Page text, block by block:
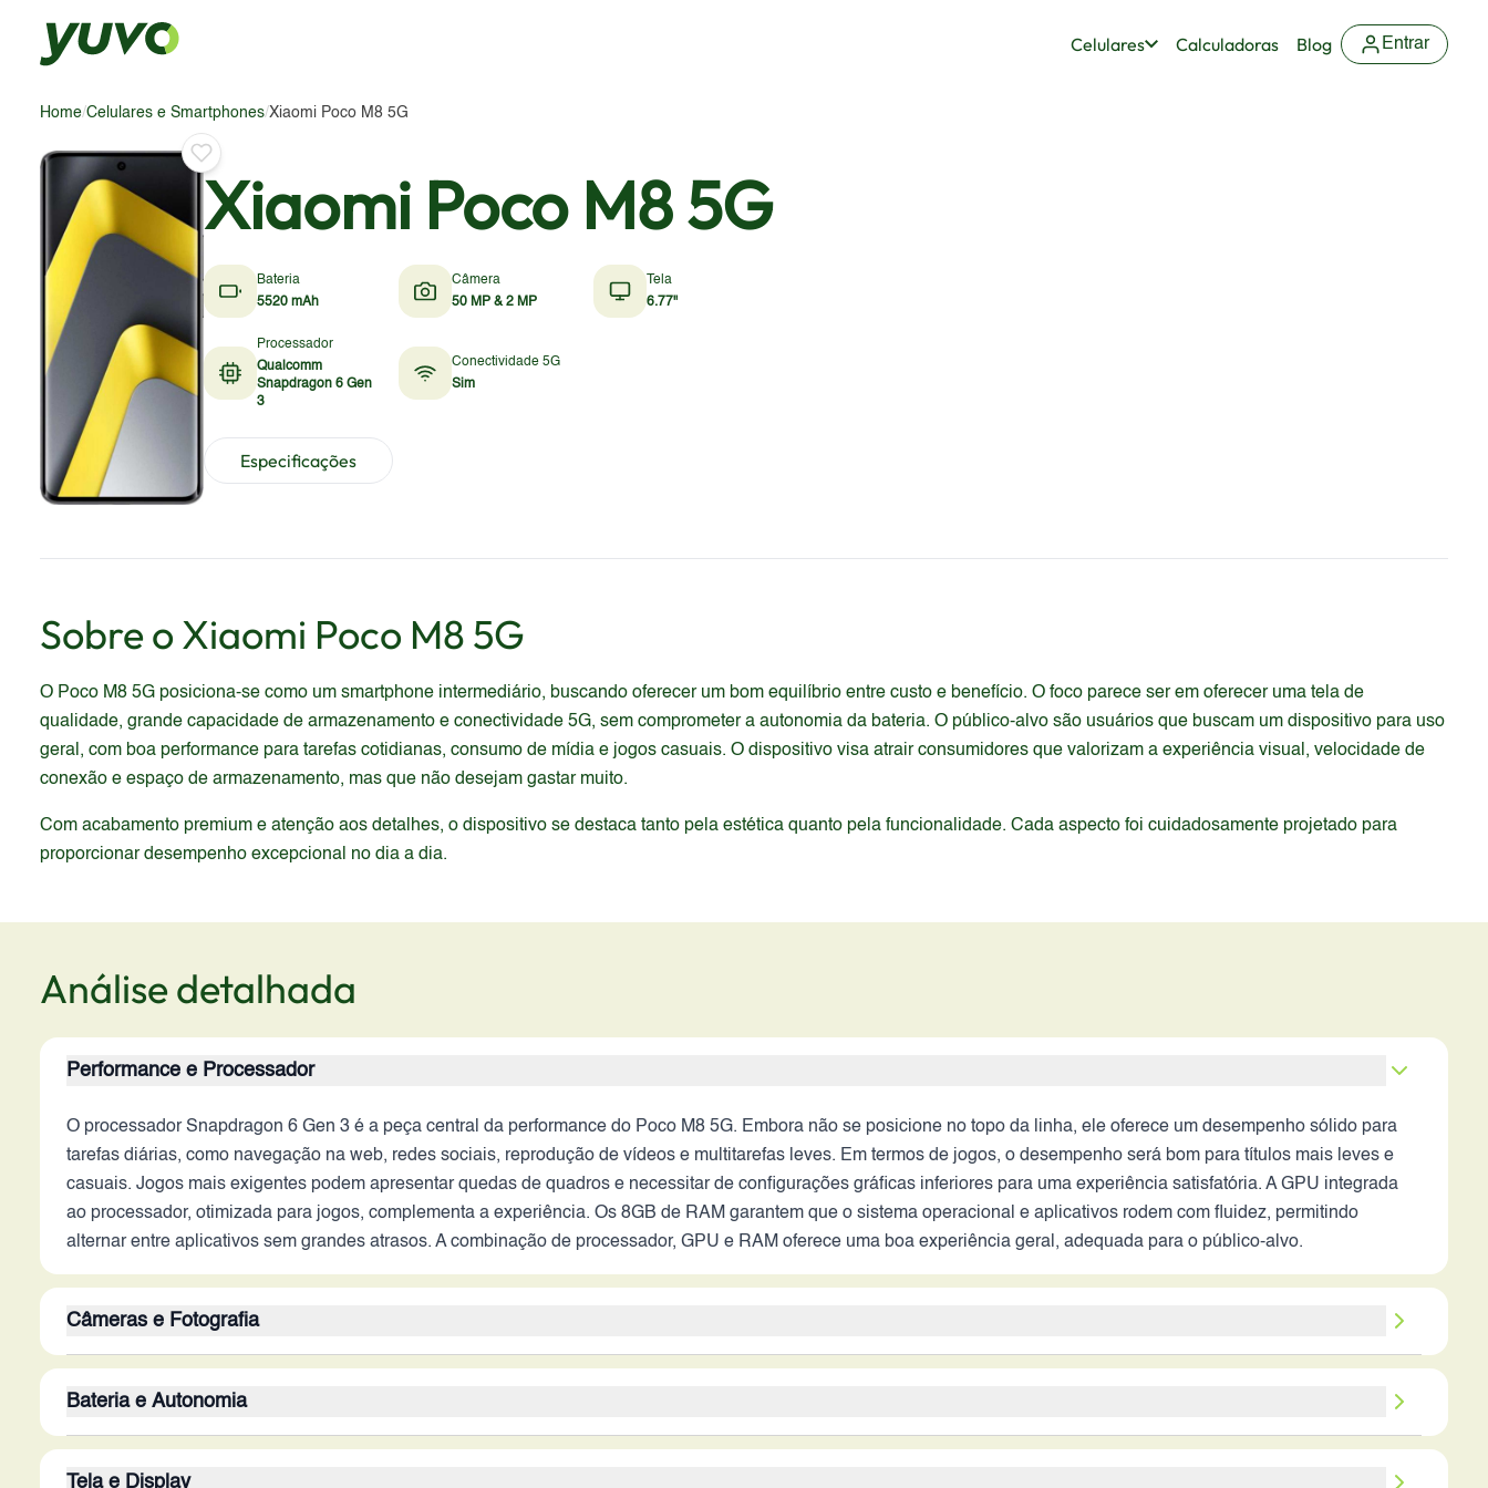
Celulares Calculadoras Blog Entrar
Home/Celulares e Smartphones/Xiaomi Poco M8 5G
Xiaomi Poco M8 5G
Bateria
5520 mAh
Câmera
50 MP & 2 MP
Tela
6.77"
Processador
Qualcomm
Snapdragon 6 Gen
3
Conectividade 5G
Sim
Especificações
Sobre o Xiaomi Poco M8 5G
O Poco M8 5G posiciona-se como um smartphone intermediário, buscando oferecer um bom equilíbrio entre custo e benefício. O foco parece ser em oferecer uma tela de
qualidade, grande capacidade de armazenamento e conectividade 5G, sem comprometer a autonomia da bateria. O público-alvo são usuários que buscam um dispositivo para uso
geral, com boa performance para tarefas cotidianas, consumo de mídia e jogos casuais. O dispositivo visa atrair consumidores que valorizam a experiência visual, velocidade de
conexão e espaço de armazenamento, mas que não desejam gastar muito.
Com acabamento premium e atenção aos detalhes, o dispositivo se destaca tanto pela estética quanto pela funcionalidade. Cada aspecto foi cuidadosamente projetado para
proporcionar desempenho excepcional no dia a dia.
Análise detalhada
Performance e Processador
O processador Snapdragon 6 Gen 3 é a peça central da performance do Poco M8 5G. Embora não se posicione no topo da linha, ele oferece um desempenho sólido para
tarefas diárias, como navegação na web, redes sociais, reprodução de vídeos e multitarefas leves. Em termos de jogos, o desempenho será bom para títulos mais leves e
casuais. Jogos mais exigentes podem apresentar quedas de quadros e necessitar de configurações gráficas inferiores para uma experiência satisfatória. A GPU integrada
ao processador, otimizada para jogos, complementa a experiência. Os 8GB de RAM garantem que o sistema operacional e aplicativos rodem com fluidez, permitindo
alternar entre aplicativos sem grandes atrasos. A combinação de processador, GPU e RAM oferece uma boa experiência geral, adequada para o público-alvo.
Câmeras e Fotografia
detalhes e cores precisas. A ausência de estabilização óptica pode resultar em fotos com menor qualidade em ambientes com pouca luz, ou em vídeos com tremidos. A
câmera secundária de 2MP provavelmente desempenha um papel auxiliar, como sensor de profundidade. A câmera frontal de 20MP oferece selfies de boa qualidade,
Bateria e Autonomia
Tela e Display